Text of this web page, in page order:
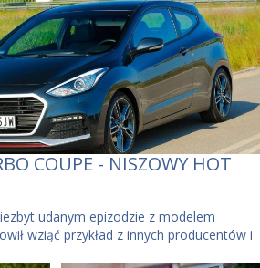
COUPE - NISZOWY HOT
udanym epizodzie z modelem
wziąć przykład z innych producentów i